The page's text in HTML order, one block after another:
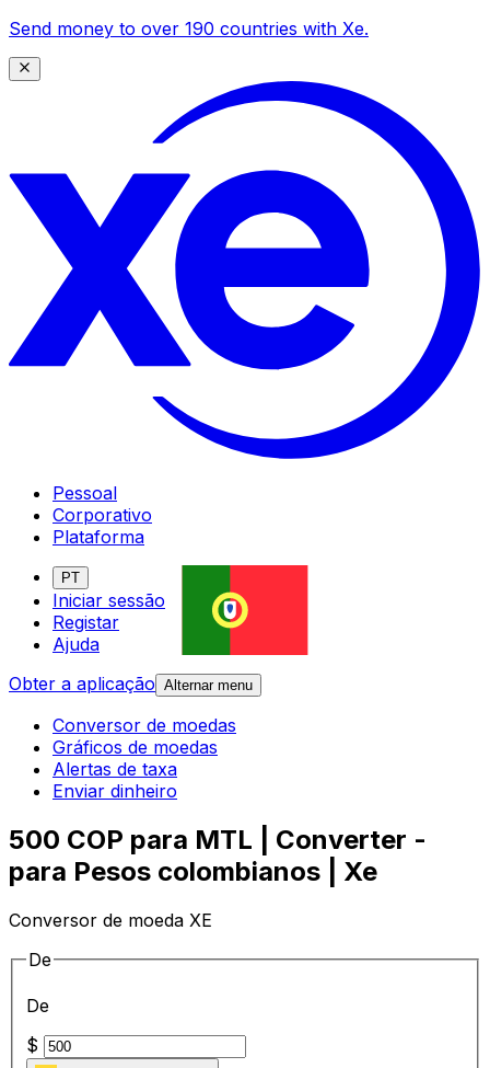
Send money to over 190 countries with Xe.
Pessoal
Corporativo
Plataforma
PT
Iniciar sessão
Registar
Ajuda
Obter a aplicação Alternar menu
Conversor de moedas
Gráficos de moedas
Alertas de taxa
Enviar dinheiro
500 COP para MTL | Converter -
para Pesos colombianos | Xe
Conversor de moeda XE
De
De
$